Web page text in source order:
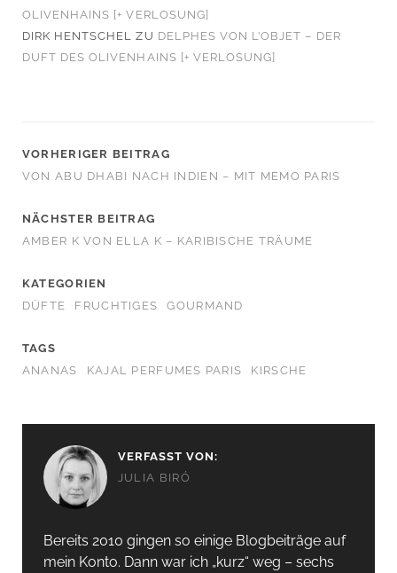
OLIVENHAINS [+ VERLOSUNG]
DIRK HENTSCHEL
ZU DELPHES VON L’OBJET – DER
DUFT DES OLIVENHAINS [+ VERLOSUNG]
VORHERIGER BEITRAG
VON ABU DHABI NACH INDIEN – MIT MEMO PARIS
NÄCHSTER BEITRAG
AMBER K VON ELLA K – KARIBISCHE TRÄUME
KATEGORIEN
DÜFTE
FRUCHTIGES GOURMAND
TAGS
ANANAS
KAJAL PERFUMES PARIS KIRSCHE
VERFASST VON:
JULIA BIRÓ
Bereits 2010 gingen so einige Blogbeiträge auf
mein Konto. Dann war ich „kurz“ weg – sechs